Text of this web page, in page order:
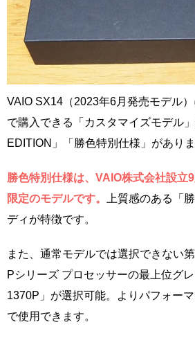
VAIO SX14（2023年6月発売モデル
で購入できる「カスタマイズモデル
EDITION」「勝色特別仕様」がありま
勝色特別仕様は、VAIO株式会社設立
限定のモデルです。
上質感のある「
ディが特徴です。
また、通常モデルでは選択できない
Pシリーズ プロセッサーの最上位グ
1370P」が選択可能。よりパフォー
で使用できます。